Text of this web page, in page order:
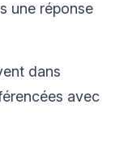
une réponse
dans
avec